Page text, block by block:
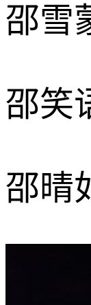
邵雪
邵笑
邵晴